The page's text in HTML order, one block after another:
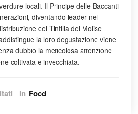
locali. Il Principe delle Baccanti
diventando leader nel
del Tintilia del Molise
la loro degustazione viene
dubbio la meticolosa attenzione
coltivata e invecchiata.
suIn Food